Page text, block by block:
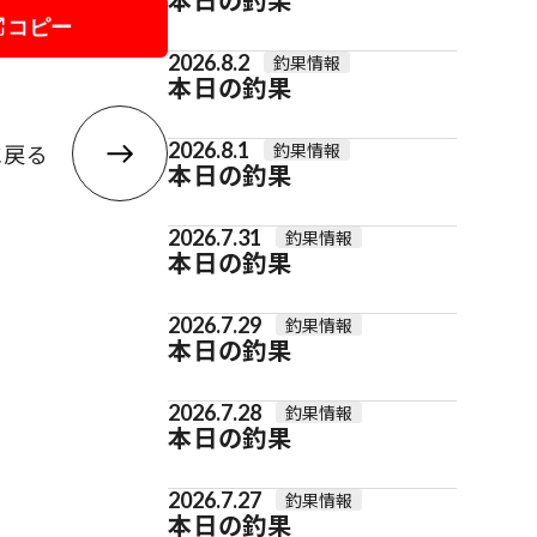
コピー
る
2026.8.2 釣果情報
本日の釣果
2026.8.1 釣果情報
本日の釣果
2026.7.31 釣果情報
本日の釣果
2026.7.29 釣果情報
本日の釣果
2026.7.28 釣果情報
本日の釣果
2026.7.27 釣果情報
本日の釣果